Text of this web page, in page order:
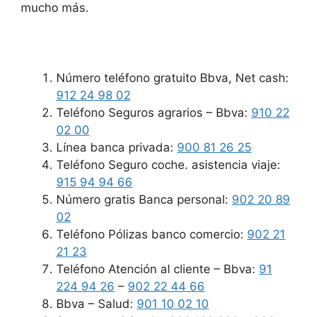
mucho más.
Número teléfono gratuito Bbva, Net cash:
912 24 98 02
Teléfono Seguros agrarios – Bbva: 910 22
02 00
Línea banca privada: 900 81 26 25
Teléfono Seguro coche. asistencia viaje:
915 94 94 66
Número gratis Banca personal: 902 20 89
02
Teléfono Pólizas banco comercio: 902 21
21 23
Teléfono Atención al cliente – Bbva: 91
224 94 26 – 902 22 44 66
Bbva – Salud: 901 10 02 10